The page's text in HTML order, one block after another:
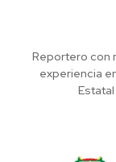
Reportero con
experiencia